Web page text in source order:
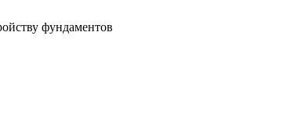
фундаментов